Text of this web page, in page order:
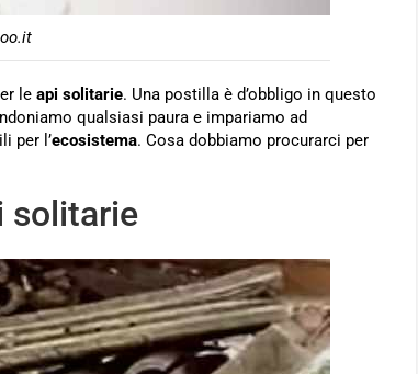
le api solitarie. Una postilla è d’obbligo in questo
qualsiasi paura e impariamo ad
per l’ecosistema. Cosa dobbiamo procurarci per
solitarie